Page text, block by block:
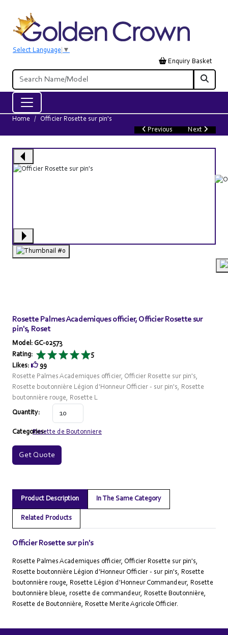
Select Language ▼
Enquiry Basket
Home
Officier Rosette sur pin's
Previous
Next
Rosette Palmes Academiques officier, Officier Rosette sur
pin's, Roset
Model: GC-02573
Rating:
5
Likes:
99
Rosette Palmes Academiques officier, Officier Rosette sur pin's,
Rosette boutonnière Légion d'Honneur Officier - sur pin's, Rosette
boutonnière rouge, Rosette L
Quantity:
Categories:Rosette de Boutonniere
Get Quote
Product Description In The Same Category
Related Products
Officier Rosette sur pin's
Rosette Palmes Academiques officier, Officier Rosette sur pin's,
Rosette boutonnière Légion d'Honneur Officier - sur pin's, Rosette
boutonnière rouge, Rosette Légion d'Honneur Commandeur, Rosette
boutonnière bleue, rosette de commandeur, Rosette Boutonnière,
Rosette de Boutonnière, Rosette Merite Agricole Officier.